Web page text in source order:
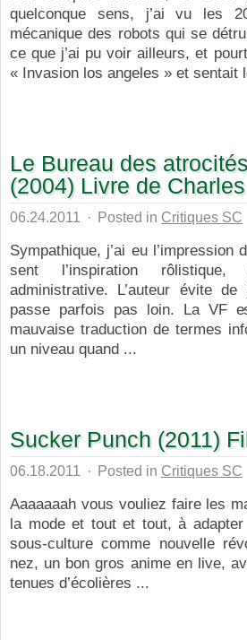
quelconque sens, j’ai vu les
mécanique des robots qui se
ce que j’ai pu voir ailleurs, et
« Invasion los angeles » et sentait
Le Bureau des
(2004) Livre de
06.24.2011 · Posted in Critiques SC
Sympathique, j’ai eu
sent l’inspiration rôlistique,
administrative. L’auteur évite
passe parfois pas loin. La VF
mauvaise traduction de termes
un niveau quand ...
Sucker Punch (2011)
06.18.2011 · Posted in Critiques SC
Aaaaaaah vous vouliez faire les
la mode et tout et tout, à
sous-culture comme nouvelle
nez, un bon gros anime en live,
tenues d’écolières ...